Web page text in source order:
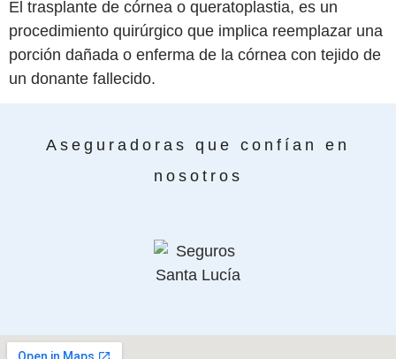
El trasplante de córnea o queratoplastia, es un
procedimiento quirúrgico que implica reemplazar una
porción dañada o enferma de la córnea con tejido de
un donante fallecido.
Aseguradoras que confían en
nosotros